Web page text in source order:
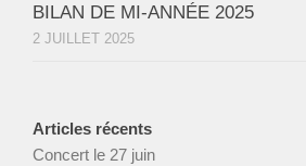
BILAN DE MI-ANNÉE 2025
2 JUILLET 2025
Articles récents
Concert le 27 juin